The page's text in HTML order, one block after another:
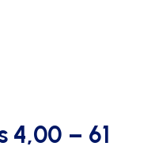
4,00 – 61